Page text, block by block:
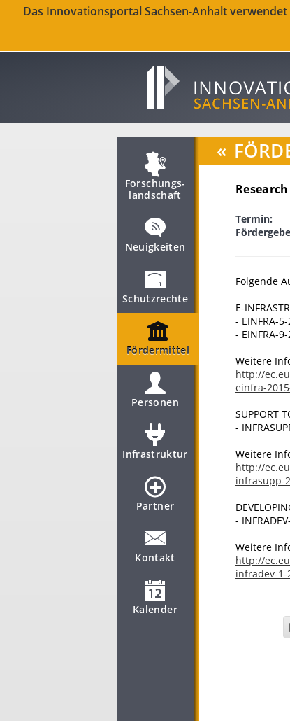
Das Innovationsportal Sachsen-Anhalt
Forschungs­
landschaft
Neuigkeiten
Schutzrechte
Fördermittel
Personen
Infrastruktur
Partner
Kontakt
Kalender
«
Termin:
Folgende
E-
- EINFRA-
- EINFRA-
Weitere
http://
einfra-
SUPPORT
-
Weitere
http://
infrasupp-
-
Weitere
http://
infradev-1-